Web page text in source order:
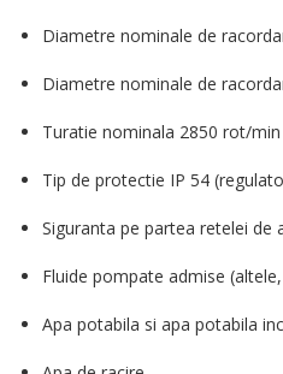
Diametre nominale de
Diametre nominale de
Turatie nominala 2850 rot/min
Tip de protectie IP 54
Siguranta pe partea retelei de
Fluide pompate admise
Apa potabila si apa potabila